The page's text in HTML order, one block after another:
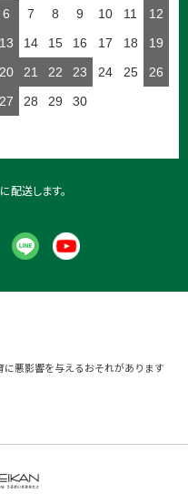
6
7 8 9 10 11
12
13
14 15 16 17 18
19
20
21 22 23 24 25
26
27
28 29 30
送します。
悪影響を与えるおそれがあります